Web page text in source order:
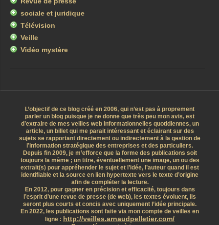
sociale et juridique
Télévision
Veille
Vidéo mystère
L’objectif de ce blog créé en 2006, qui n’est pas à proprement
parler un blog puisque je ne donne que très peu mon avis, est
d’extraire de mes veilles web informationnelles quotidiennes, un
article, un billet qui me parait intéressant et éclairant sur des
sujets se rapportant directement ou indirectement à la gestion de
l’information stratégique des entreprises et des particuliers.
Depuis fin 2009, je m’efforce que la forme des publications soit
toujours la même ; un titre, éventuellement une image, un ou des
extrait(s) pour appréhender le sujet et l’idée, l’auteur quand il est
identifiable et la source en lien hypertexte vers le texte d’origine
afin de compléter la lecture.
En 2012, pour gagner en précision et efficacité, toujours dans
l’esprit d’une revue de presse (de web), les textes évoluent, ils
seront plus courts et concis avec uniquement l’idée principale.
En 2022, les publications sont faite via mon compte de veilles en
ligne : http://veilles.arnaudpelletier.com/